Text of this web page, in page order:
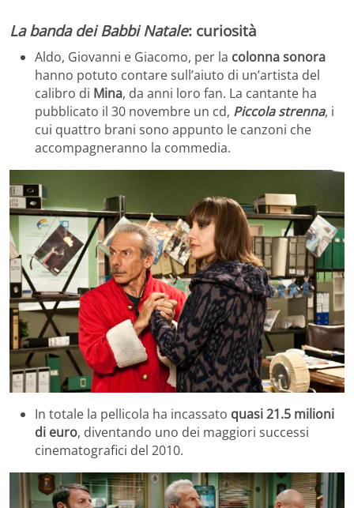
La banda dei Babbi Natale: curiosità
Aldo, Giovanni e Giacomo, per la colonna sonora
hanno potuto contare sull’aiuto di un’artista del
calibro di Mina, da anni loro fan. La cantante ha
pubblicato il 30 novembre un cd, Piccola strenna, i
cui quattro brani sono appunto le canzoni che
accompagneranno la commedia.
In totale la pellicola ha incassato quasi 21.5 milioni
di euro, diventando uno dei maggiori successi
cinematografici del 2010.